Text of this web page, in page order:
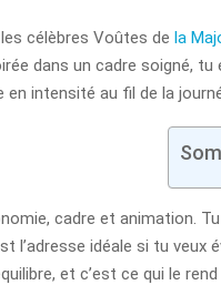
célèbres Voûtes de la
dans un cadre soigné,
intensité au fil de la
cadre et animation.
l’adresse idéale si tu
et c’est ce qui le